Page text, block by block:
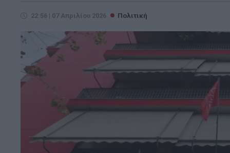
22:56 | 07 Απριλίου 2026 Πολιτική